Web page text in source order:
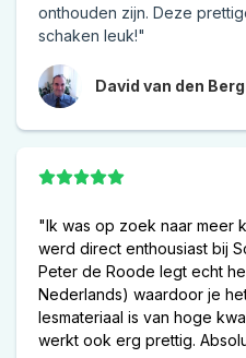
onthouden zijn. Deze
schaken leuk!"
David van den Berg
"Ik was op zoek naar meer
werd direct enthousiast bij
Peter de Roode legt echt
Nederlands) waardoor je
lesmateriaal is van hoge
werkt ook erg prettig.